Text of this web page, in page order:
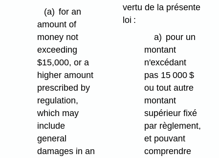
(a) for an
amount of
money not
exceeding
$15,000, or a
higher amount
prescribed by
regulation,
which may
include
general
damages in an
vertu de la présente
loi :
a) pour un
montant
n'excédant
pas 15 000 $
ou tout autre
montant
supérieur fixé
par règlement,
et pouvant
comprendre